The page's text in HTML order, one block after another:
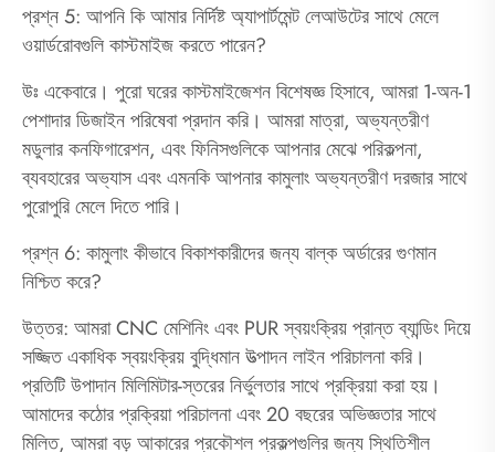
প্রশ্ন 5: আপনি কি আমার নির্দিষ্ট অ্যাপার্টমেন্ট লেআউটের সাথে মেলে
ওয়ার্ডরোবগুলি কাস্টমাইজ করতে পারেন?
উঃ একেবারে। পুরো ঘরের কাস্টমাইজেশন বিশেষজ্ঞ হিসাবে, আমরা 1-অন-1
পেশাদার ডিজাইন পরিষেবা প্রদান করি। আমরা মাত্রা, অভ্যন্তরীণ
মডুলার কনফিগারেশন, এবং ফিনিসগুলিকে আপনার মেঝে পরিকল্পনা,
ব্যবহারের অভ্যাস এবং এমনকি আপনার কামুলাং অভ্যন্তরীণ দরজার সাথে
পুরোপুরি মেলে দিতে পারি।
প্রশ্ন 6: কামুলাং কীভাবে বিকাশকারীদের জন্য বাল্ক অর্ডারের গুণমান
নিশ্চিত করে?
উত্তর: আমরা CNC মেশিনিং এবং PUR স্বয়ংক্রিয় প্রান্ত ব্যান্ডিং দিয়ে
সজ্জিত একাধিক স্বয়ংক্রিয় বুদ্ধিমান উত্পাদন লাইন পরিচালনা করি।
প্রতিটি উপাদান মিলিমিটার-স্তরের নির্ভুলতার সাথে প্রক্রিয়া করা হয়।
আমাদের কঠোর প্রক্রিয়া পরিচালনা এবং 20 বছরের অভিজ্ঞতার সাথে
মিলিত, আমরা বড় আকারের প্রকৌশল প্রকল্পগুলির জন্য স্থিতিশীল